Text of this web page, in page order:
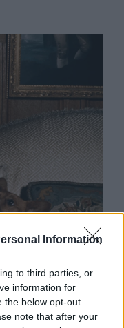
Information
to third parties, or
information for
the below opt-out
note that after your